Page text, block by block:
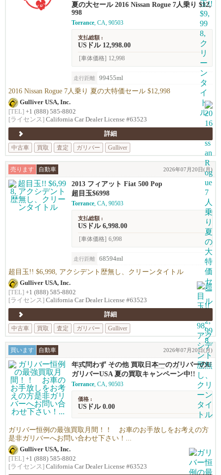
夏の大セール 2016 Nissan Rogue 7人乗り $12,
998
Torrance, CA, 90503
支払総額 :
USドル 12,998.00
[車体価格] 12,998
走行距離 99455ml
2016 Nissan Rogue 7人乗り 夏の大特価セール $12,998
Gulliver USA, Inc.
[TEL] +1 (888) 585-8802
[ライセンス] California Car Dealer License #63523
詳細
中古車
買取 査定 ガリバー Gulliver
売ります 自動車 2026年07月20日(月)
2013 フィアット Fiat 500 Pop
超目玉$6998
Torrance, CA, 90503
支払総額 :
USドル 6,998.00
[車体価格] 6,998
走行距離 68594ml
超目玉!! $6,998, アクシデント歴無し、クリーンタイトル
Gulliver USA, Inc.
[TEL] +1 (888) 585-8802
[ライセンス] California Car Dealer License #63523
詳細
中古車
買取 査定 ガリバー Gulliver
買います 自動車 2026年07月20日(月)
年式問わず その他 買取日本一のガリバーのU
S法人です。 アメリカでの買取台数20,000台
以上！ お問い合わせからお車のお引き渡しま
で全て日本語でご対応しますので安心です。
ガリバーUSA 夏の買取キャンペーン中!!
Torrance, CA, 90503
価格 :
USドル 0.00
ガリバー恒例の最強買取月間！！ お車のお手放しをお考えの方
是非ガリバーへお問い合わせ下さい！...
Gulliver USA, Inc.
[TEL] +1 (888) 585-8802
[ライセンス] California Car Dealer License #63523